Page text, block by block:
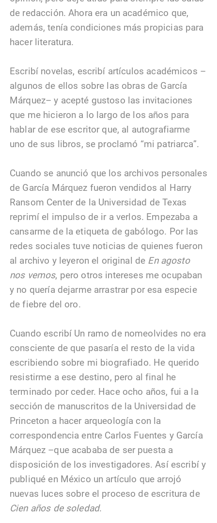
de redacción. Ahora era un académico que,
además, tenía condiciones más propicias para
hacer literatura.
Escribí novelas, escribí artículos académicos –
algunos de ellos sobre las obras de García
Márquez– y acepté gustoso las invitaciones
que me hicieron a lo largo de los años para
hablar de ese escritor que, al autografiarme
uno de sus libros, se proclamó “mi patriarca”.
Cuando se anunció que los archivos personales
de García Márquez fueron vendidos al Harry
Ransom Center de la Universidad de Texas
reprimí el impulso de ir a verlos. Empezaba a
cansarme de la etiqueta de gabólogo. Por las
redes sociales tuve noticias de quienes fueron
al archivo y leyeron el original de En agosto
nos vemos, pero otros intereses me ocupaban
y no quería dejarme arrastrar por esa especie
de fiebre del oro.
Cuando escribí Un ramo de nomeolvides no era
consciente de que pasaría el resto de la vida
escribiendo sobre mi biografiado. He querido
resistirme a ese destino, pero al final he
terminado por ceder. Hace ocho años, fui a la
sección de manuscritos de la Universidad de
Princeton a hacer arqueología con la
correspondencia entre Carlos Fuentes y García
Márquez –que acababa de ser puesta a
disposición de los investigadores. Así escribí y
publiqué en México un artículo que arrojó
nuevas luces sobre el proceso de escritura de
Cien años de soledad.